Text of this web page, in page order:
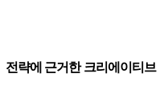
전략에 근거한크리에이티브